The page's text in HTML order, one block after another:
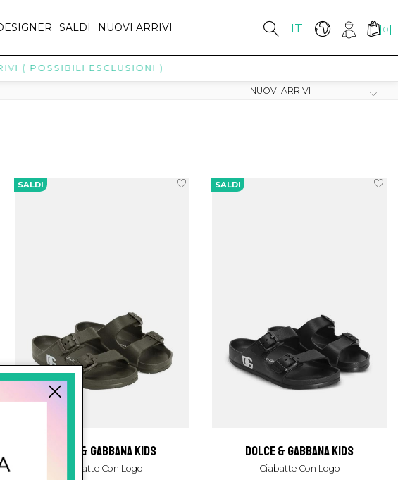
IT 0
SALDI NUOVI ARRIVI
( POSSIBILI ESCLUSIONI )
SALDI
dolce & gabbana kids
Ciabatte Con Logo
SALDI
dolce & gabbana kids
Ciabatte Con Logo